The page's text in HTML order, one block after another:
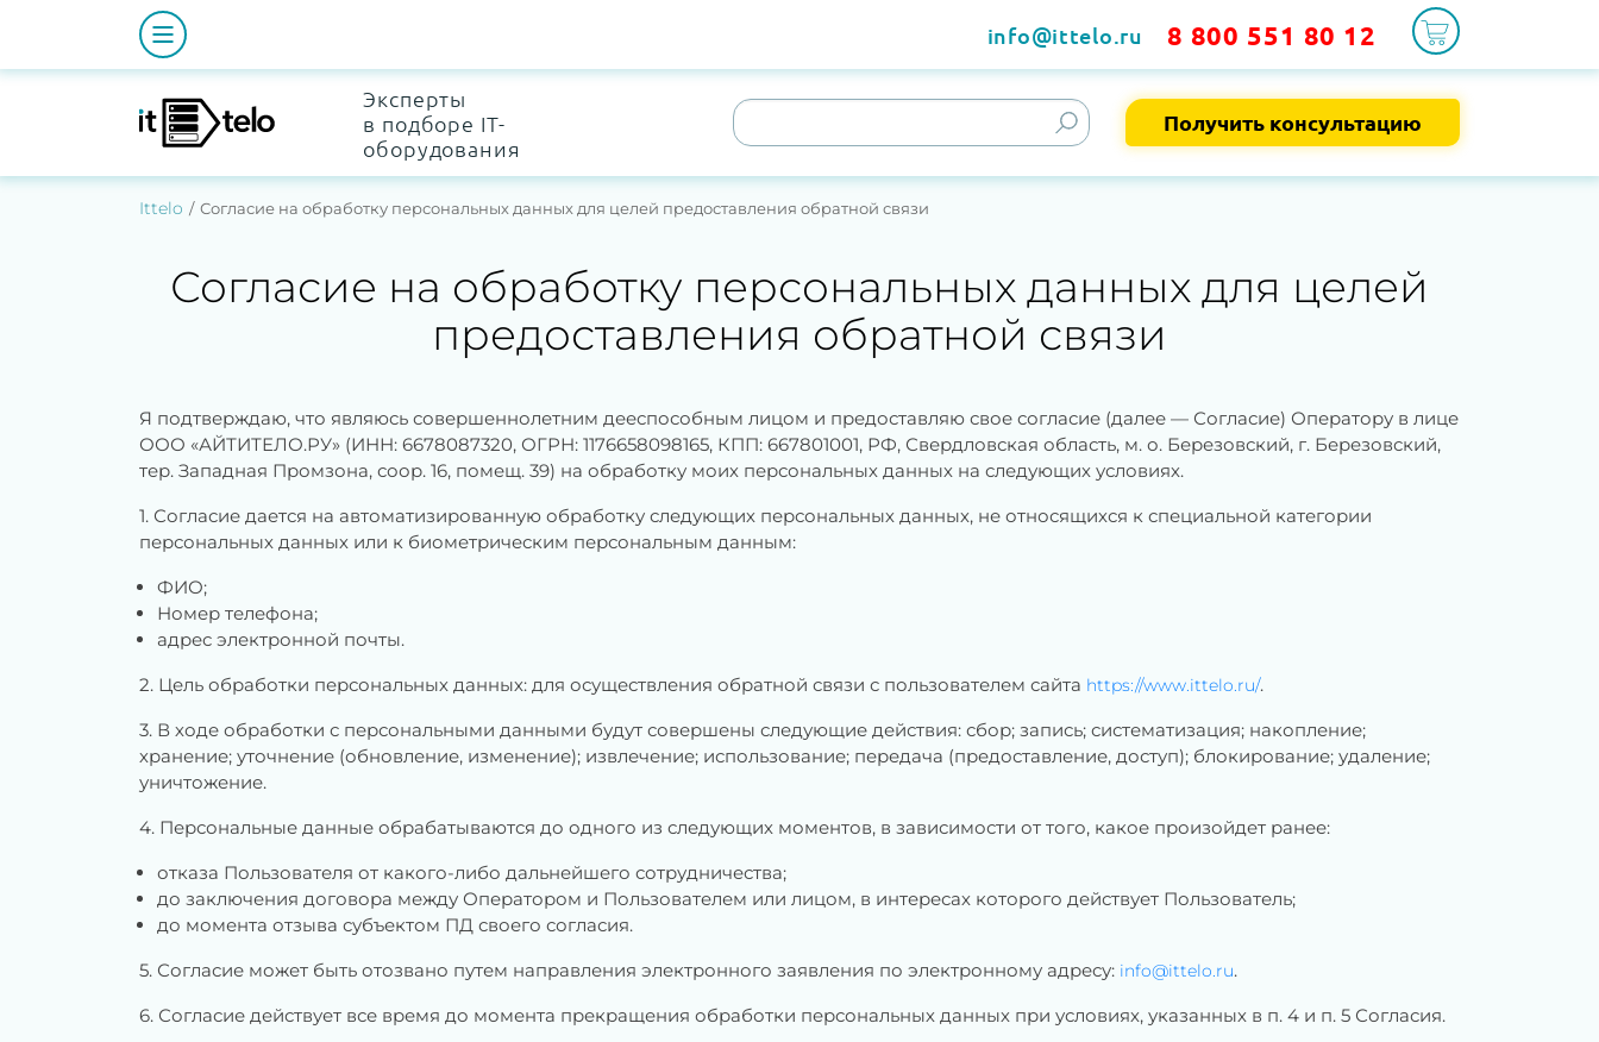
info@ittelo.ru 8 800 551 80 12
Эксперты
в подборе IT-
оборудования
Получить консультацию
Ittelo Согласие на обработку персональных данных для целей предоставления обратной связи
Согласие на обработку персональных данных для целей
предоставления обратной связи
Я подтверждаю, что являюсь совершеннолетним дееспособным лицом и предоставляю свое согласие (далее — Согласие) Оператору в лице
ООО «АЙТИТЕЛО.РУ» (ИНН: 6678087320, ОГРН: 1176658098165, КПП: 667801001, РФ, Свердловская область, м. о. Березовский, г. Березовский,
тер. Западная Промзона, соор. 16, помещ. 39) на обработку моих персональных данных на следующих условиях.
1. Согласие дается на автоматизированную обработку следующих персональных данных, не относящихся к специальной категории
персональных данных или к биометрическим персональным данным:
ФИО;
Номер телефона;
адрес электронной почты.
2. Цель обработки персональных данных: для осуществления обратной связи с пользователем сайта https://www.ittelo.ru/.
3. В ходе обработки с персональными данными будут совершены следующие действия: сбор; запись; систематизация; накопление;
хранение; уточнение (обновление, изменение); извлечение; использование; передача (предоставление, доступ); блокирование; удаление;
уничтожение.
4. Персональные данные обрабатываются до одного из следующих моментов, в зависимости от того, какое произойдет ранее:
отказа Пользователя от какого-либо дальнейшего сотрудничества;
до заключения договора между Оператором и Пользователем или лицом, в интересах которого действует Пользователь;
до момента отзыва субъектом ПД своего согласия.
5. Согласие может быть отозвано путем направления электронного заявления по электронному адресу: info@ittelo.ru.
6. Согласие действует все время до момента прекращения обработки персональных данных при условиях, указанных в п. 4 и п. 5 Согласия.